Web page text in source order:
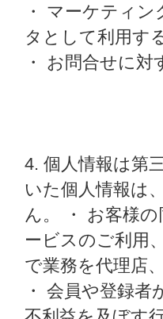
・ マーケティ
タとして利用す
・ お問合せに
4. 個人情報は第
いた個人情報は
ん。 ・ お客様
ービスのご利用
で業務を代理店
・ 会員や登録